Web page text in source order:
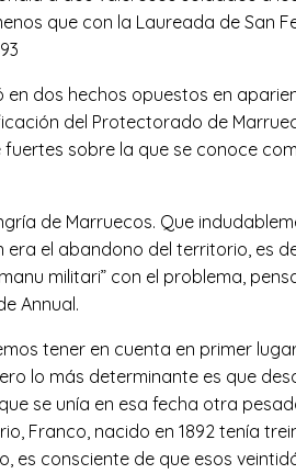
que con la Laureada de
dos hechos opuestos en
del Protectorado de
sobre la que se conoce
de Marruecos. Que
el abandono del territorio, es
militari” con el problema,
Annual.
tener en cuenta en primer
lo más determinante es que
se unía en esa fecha otra
Franco, nacido en 1892 tenía
es consciente de que esos